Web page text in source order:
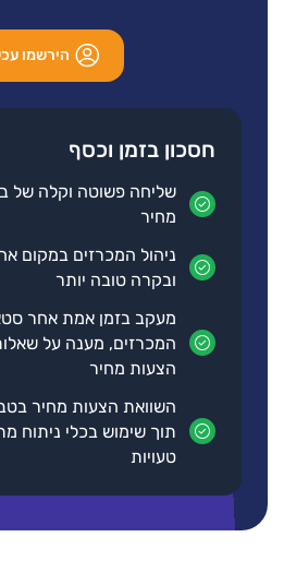
הירשמו
חסכון בזמן וכסף
שליחה פשוטה וקלה של
מחיר
ניהול המכרזים במקום
ובקרה טובה יותר
מעקב בזמן אמת אחר
המכרזים, מענה על
הצעות מחיר
השוואת הצעות מחיר
תוך שימוש בכלי ניתוח
טעויות